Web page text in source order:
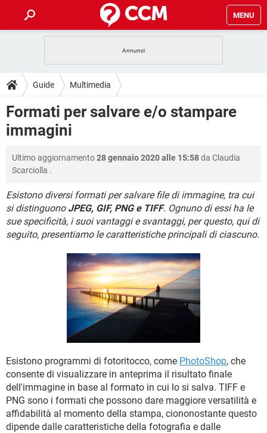
MENU
INTRATTENIMENTO
iOS WINDOWS 10
INSTAGRAM
HARDWARE
GUIDE
COVID-19
INTRATTENIMENTO ANDROID
INSTAGRAM WHATSAPP
HARDWARE
DOWNLOAD
COVID-19
iOS
INSTAGRAM WHATSAPP
TIKTOK FACEBOOK
HARDWARE
FORUM
COVID-19 GAMING
iOS WINDOWS 10
INSTAGRAM WHATSAPP
TIKTOK FACEBOOK
GLOSSARIO
COVID-19 GAMING
INTRATTENIMENTO ANDROID
iOS WINDOWS 10
FACEBOOK
Guide Multimedia
Formati per salvare e/o stampare
immagini
Ultimo aggiornamento28 gennaio 2020 alle 15:58da Claudia
Scarciolla .
Esistono diversi formati per salvare file di immagine, tra cui
si distinguono JPEG, GIF, PNG e TIFF. Ognuno di essi ha le
sue specificità, i suoi vantaggi e svantaggi, per questo, qui di
seguito, presentiamo le caratteristiche principali di ciascuno.
Esistono programmi di fotoritocco, come PhotoShop, che
consente di visualizzare in anteprima il risultato finale
dell'immagine in base al formato in cui lo si salva. TIFF e
PNG sono i formati che possono dare maggiore versatilità e
affidabilità al momento della stampa, ciononostante questo
dipende dalle caratteristiche della fotografia e dalle